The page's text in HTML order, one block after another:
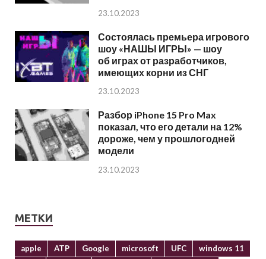
23.10.2023
Состоялась премьера игрового
шоу «НАШЫ ИГРЫ» — шоу
об играх от разработчиков,
имеющих корни из СНГ
23.10.2023
Разбор iPhone 15 Pro Max
показал, что его детали на 12%
дороже, чем у прошлогодней
модели
23.10.2023
МЕТКИ
apple ATP Google microsoft UFC
windows 11